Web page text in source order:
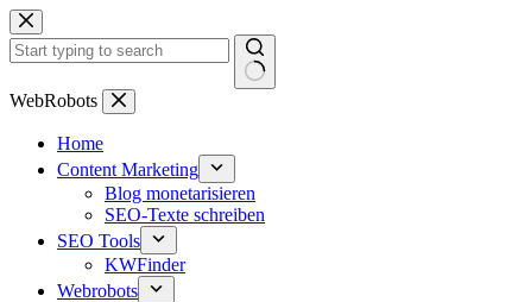
Zum
Inhalt
springen
Keine
WebRobots
Home
Content Marketing
Blog monetarisieren
SEO-Texte schreiben
SEO Tools
KWFinder
Webrobots